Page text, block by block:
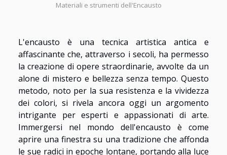
Materiali e strumenti dell'Encausto
L'encausto è una tecnica artistica antica e
affascinante che, attraverso i secoli, ha permesso
la creazione di opere straordinarie, avvolte da un
alone di mistero e bellezza senza tempo. Questo
metodo, noto per la sua resistenza e la vividezza
dei colori, si rivela ancora oggi un argomento
intrigante per esperti e appassionati di arte.
Immergersi nel mondo dell'encausto è come
aprire una finestra su una tradizione che affonda
le sue radici in epoche lontane, portando alla luce